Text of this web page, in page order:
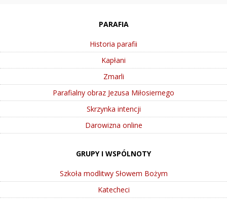
PARAFIA
Historia parafii
Kapłani
Zmarli
Parafialny obraz Jezusa Miłosiernego
Skrzynka intencji
Darowizna online
GRUPY I WSPÓLNOTY
Szkoła modlitwy Słowem Bożym
Katecheci